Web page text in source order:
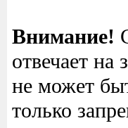
Внимание!
отвечает на
не может
только